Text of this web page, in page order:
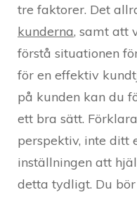
tre faktorer. Det
kunderna, samt att
förstå situationen
för en effektiv
på kunden kan du
ett bra sätt.
perspektiv, inte ditt
inställningen att
detta tydligt. Du